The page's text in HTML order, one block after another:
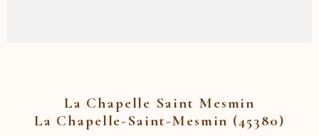
La Chapelle Saint Mesmin
La Chapelle-Saint-Mesmin (45380)